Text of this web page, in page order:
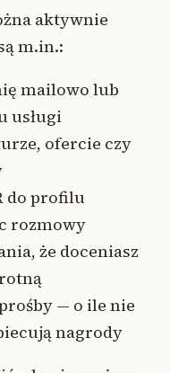
aktywnie
m.in.:
mailowo lub
usługi
ofercie czy
do profilu
rozmowy
że doceniasz
— o ile nie
nagrody